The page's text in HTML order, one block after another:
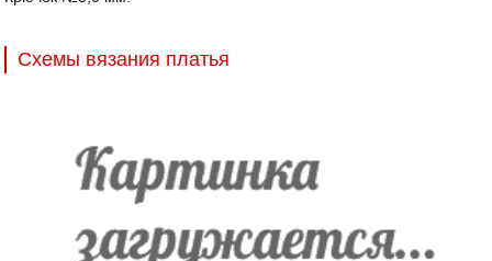
Схемы вязания платья